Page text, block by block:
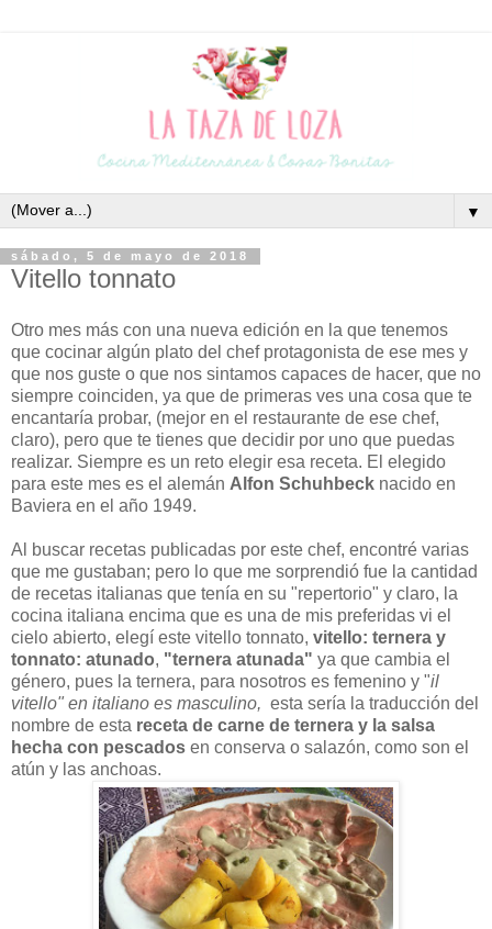
▼
sábado, 5 de mayo de 2018
Vitello tonnato
Otro mes más con una nueva edición en la que tenemos
que cocinar algún plato del chef protagonista de ese mes y
que nos guste o que nos sintamos capaces de hacer, que no
siempre coinciden, ya que de primeras ves una cosa que te
encantaría probar, (mejor en el restaurante de ese chef,
claro), pero que te tienes que decidir por uno que puedas
realizar. Siempre es un reto elegir esa receta. El elegido
para este mes es el alemán Alfon Schuhbeck nacido en
Baviera en el año 1949.
Al buscar recetas publicadas por este chef, encontré varias
que me gustaban; pero lo que me sorprendió fue la cantidad
de recetas italianas que tenía en su "repertorio" y claro, la
cocina italiana encima que es una de mis preferidas vi el
cielo abierto, elegí este vitello tonnato, vitello: ternera y
tonnato: atunado, "ternera atunada" ya que cambia el
género, pues la ternera, para nosotros es femenino y "il
vitello" en italiano es masculino, esta sería la traducción del
nombre de esta receta de carne de ternera y la salsa
hecha con pescados en conserva o salazón, como son el
atún y las anchoas.